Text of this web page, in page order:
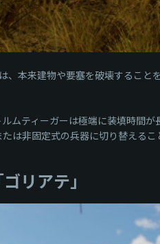
、本来建物や要塞を破壊するこ
ムティーガーは極端に装填時
は非固定式の兵器に切り替える
リアテ」